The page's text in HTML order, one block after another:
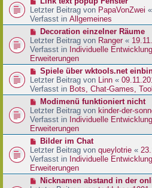
r
a
g
r
B
e
t
r
a
g
e
u
e
r
B
e
i
r
a
g
Letzter Beitrag von PapaVonZwei «
Verfasst in Allgemeines
N
e
u
e
r
B
e
i
r
a
g
Decoration einzelner Räume
Letzter Beitrag von Ranger «
Verfasst in Individuelle
Erweiterungen
N
e
u
e
r
B
e
i
r
a
g
Spiele über wktools.net
Letzter Beitrag von Linn «
Verfasst in Bots, Chat-Games,
N
e
u
e
r
B
e
i
t
Modimenü funktioniert nicht
Letzter Beitrag von kinder-der-
Verfasst in Individuelle
Erweiterungen
N
e
u
e
r
B
Bilder im Chat
Letzter Beitrag von queylotrie «
Verfasst in Individuelle
Erweiterungen
NNicknamen abstand in der